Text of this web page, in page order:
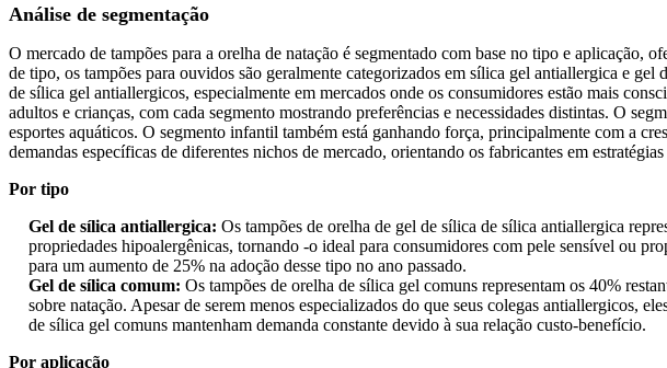
Análise de segmentação
O mercado de tampões para a orelha de natação é segmentado com base no tipo e aplicação,
de tipo, os tampões para ouvidos são geralmente categorizados em sílica gel antiallergica e
de sílica gel antiallergicos, especialmente em mercados onde os consumidores estão mais
adultos e crianças, com cada segmento mostrando preferências e necessidades distintas. O
esportes aquáticos. O segmento infantil também está ganhando força, principalmente com a
demandas específicas de diferentes nichos de mercado, orientando os fabricantes em
Por tipo
Gel de sílica antiallergica: Os tampões de orelha de gel de sílica de sílica antiallergica
propriedades hipoalergênicas, tornando -o ideal para consumidores com pele sensível ou
para um aumento de 25% na adoção desse tipo no ano passado.
Gel de sílica comum: Os tampões de orelha de sílica gel comuns representam os 40%
sobre natação. Apesar de serem menos especializados do que seus colegas antiallergicos,
de sílica gel comuns mantenham demanda constante devido à sua relação custo-benefício.
Por aplicação